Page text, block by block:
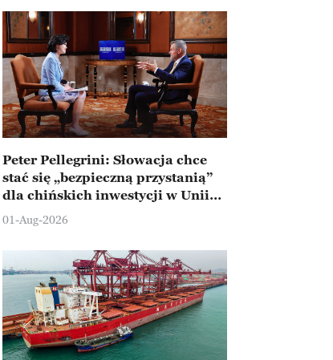
Peter Pellegrini: Słowacja chce
stać się „bezpieczną przystanią”
dla chińskich inwestycji w Unii
Europejskiej
01-Aug-2026